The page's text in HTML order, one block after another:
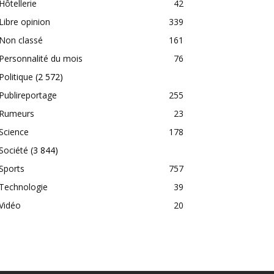
Hôtellerie
42
Libre opinion
339
Non classé
161
Personnalité du mois
76
Politique (2 572)
Publireportage
255
Rumeurs
23
178
(3 844)
757
Technologie
39
20